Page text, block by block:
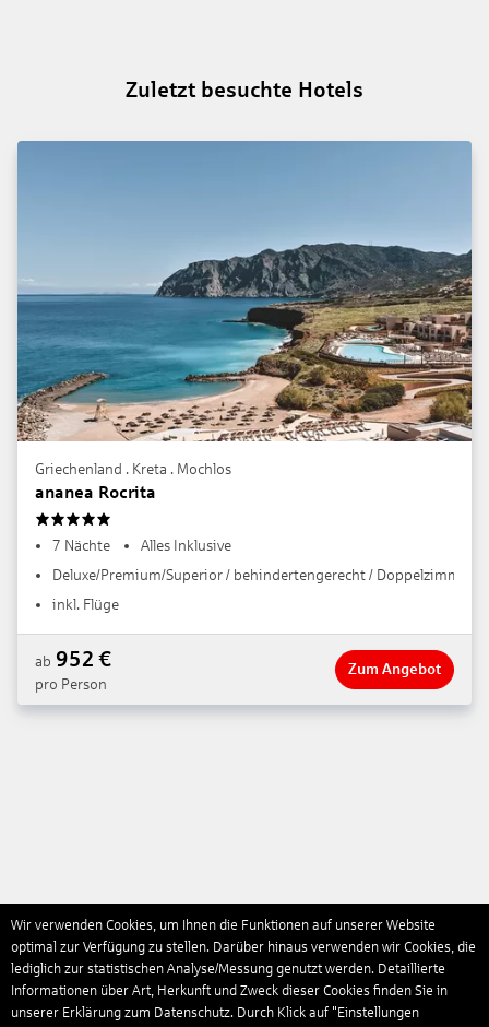
Zuletzt besuchte Hotels
Griechenland . Kreta . Mochlos
ananea Rocrita
7 Nächte
Alles Inklusive
Deluxe/Premium/Superior / behindertengerecht / Doppelzimmer /
inkl. Flüge
ab 952 €
pro Person
Zum Angebot
Wir verwenden Cookies, um Ihnen die Funktionen auf unserer Website
optimal zur Verfügung zu stellen. Darüber hinaus verwenden wir Cookies, die
lediglich zur statistischen Analyse/Messung genutzt werden. Detaillierte
Informationen über Art, Herkunft und Zweck dieser Cookies finden Sie in
unserer Erklärung zum Datenschutz. Durch Klick auf "Einstellungen